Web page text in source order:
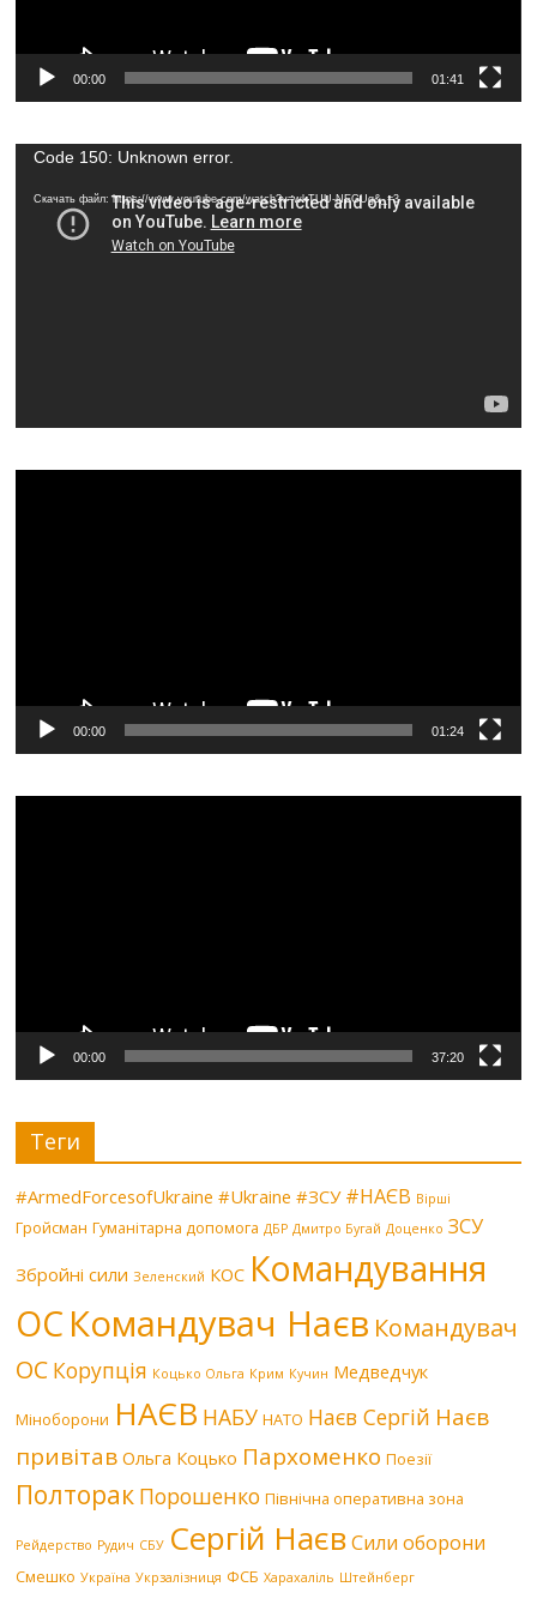
00:00 01:41
Видеоплеер
Code 150: Unknown error.
Скачать файл: https://www.youtube.com/watch?v=wkTUU-NEGUg&_=3
00:00 01:24
00:00 37:20
Теги
#ArmedForcesofUkraine #Ukraine #ЗСУ #НАЄВ Вірші
Гройсман Гуманітарна допомога ДБР Дмитро Бугай Доценко ЗСУ
Збройні сили Зеленский КОС Командування
ОС Командувач Наєв Командувач
ОС Корупція Коцько Ольга Крим Кучин Медведчук
Міноборони НАЄВ НАБУ НАТО Наєв Сергій Наєв
привітав Ольга Коцько Пархоменко Поезії
Полторак Порошенко Північна оперативна зона
Рейдерство Рудич СБУ Сергій Наєв Сили оборони
Смешко Україна Укрзалізниця ФСБ Харахаліль Штейнберг